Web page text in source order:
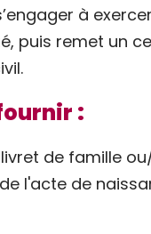
à
puis remet un
:
de famille
l'acte de